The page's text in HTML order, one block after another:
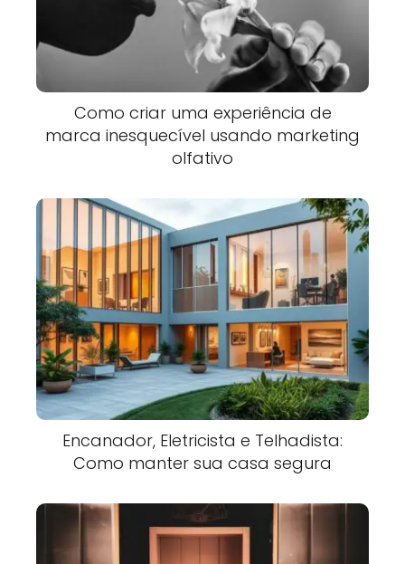
Como criar uma experiência de
marca inesquecível usando marketing
olfativo
Encanador, Eletricista e Telhadista:
Como manter sua casa segura